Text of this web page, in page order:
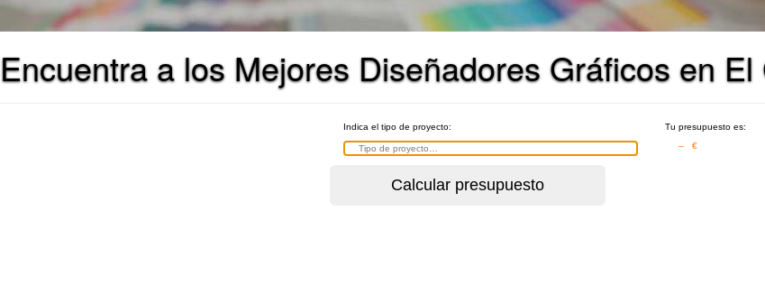
Encuentra a los Mejores Diseñadores Gráficos en
Indica el tipo de proyecto:
Tu presupuesto es:
– €